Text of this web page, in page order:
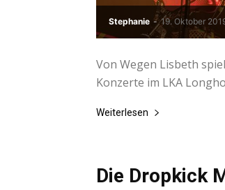
Stephanie - 19. Oktober
Von Wegen Lisbeth
Konzerte im LKA
Weiterlesen
Die Dropkick